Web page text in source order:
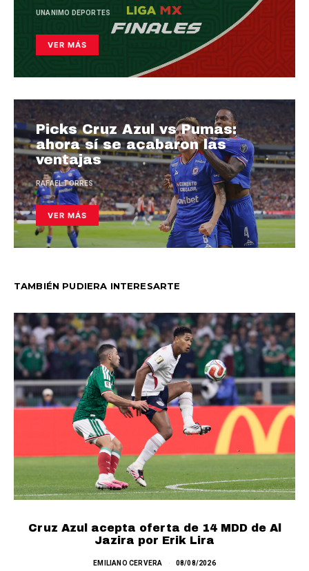
UNANIMO DEPORTES
VER MÁS
Picks Cruz Azul vs Pumas:
ahora sí se acabaron las
ventajas
RAFAEL TORRES
VER MÁS
TAMBIÉN PUDIERA INTERESARTE
Cruz Azul acepta oferta de 14 MDD de Al
Jazira por Erik Lira
EMILIANO CERVERA 08/08/2026